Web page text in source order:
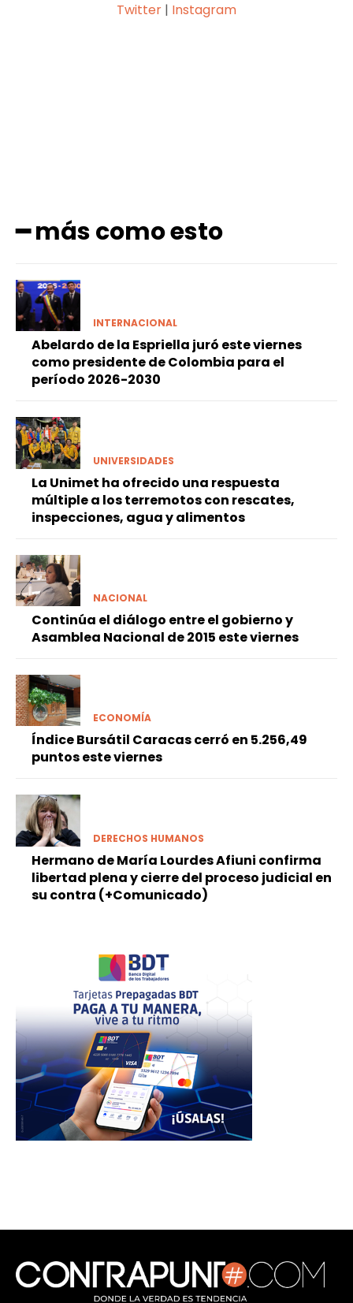
Twitter | Instagram
━ más como esto
INTERNACIONAL
Abelardo de la Espriella juró este viernes
como presidente de Colombia para el
período 2026-2030
UNIVERSIDADES
La Unimet ha ofrecido una respuesta
múltiple a los terremotos con rescates,
inspecciones, agua y alimentos
NACIONAL
Continúa el diálogo entre el gobierno y
Asamblea Nacional de 2015 este viernes
ECONOMÍA
Índice Bursátil Caracas cerró en 5.256,49
puntos este viernes
DERECHOS HUMANOS
Hermano de María Lourdes Afiuni confirma
libertad plena y cierre del proceso judicial en
su contra (+Comunicado)